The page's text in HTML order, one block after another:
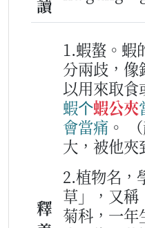
讀
釋
1.蝦螯。蝦
分兩歧，像
以用來取食
蝦个蝦公夾
會當痛 。
大，被他夾
2.植物名，
草」，又稱
菊科，一年